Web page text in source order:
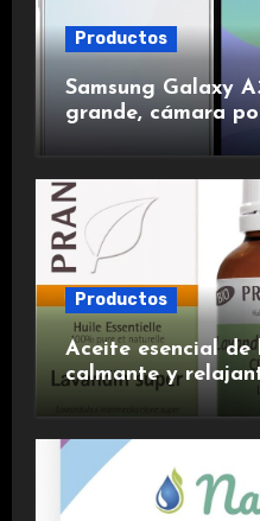
Productos
Samsung Galaxy
grande, cámara
duradera y carga
Productos
Aceite esencial
calmante y